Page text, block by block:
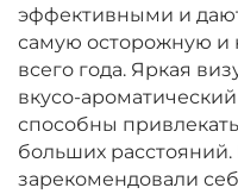
эффективными и
самую осторожную и
всего года. Яркая
вкусо-
способны
больших расстояний.
зарекомендовали